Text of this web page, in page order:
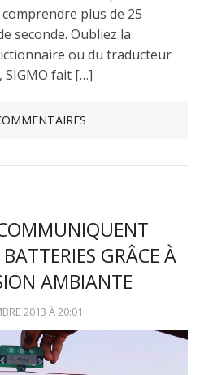
plus de 25
seconde. Oubliez la
ou du traducteur
fait […]
GRÂCE À
AMBIANTE
2013 À20:01